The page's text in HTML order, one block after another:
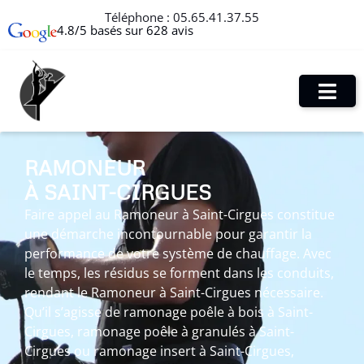
Téléphone : 05.65.41.37.55
4.8/5 basés sur 628 avis
RAMONEUR
À SAINT-CIRGUES
Faire appel au Ramoneur à Saint-Cirgues constitue
une démarche incontournable pour garantir la
performance de votre système de chauffage. Avec
le temps, les résidus se forment dans les conduits,
rendant le Ramoneur à Saint-Cirgues nécessaire.
Qu’il s’agisse de ramonage poêle à bois à Saint-
Cirgues, ramonage poêle à granulés à Saint-
Cirgues ou ramonage insert à Saint-Cirgues,